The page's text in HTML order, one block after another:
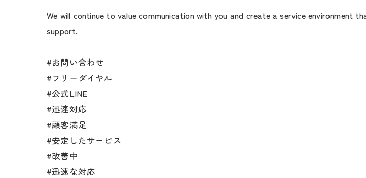
We will continue to value communication with you and create a service environment
support.
#お問い合わせ
#フリーダイヤル
#公式LINE
#迅速対応
#顧客満足
#安定したサービス
#改善中
#迅速な対応